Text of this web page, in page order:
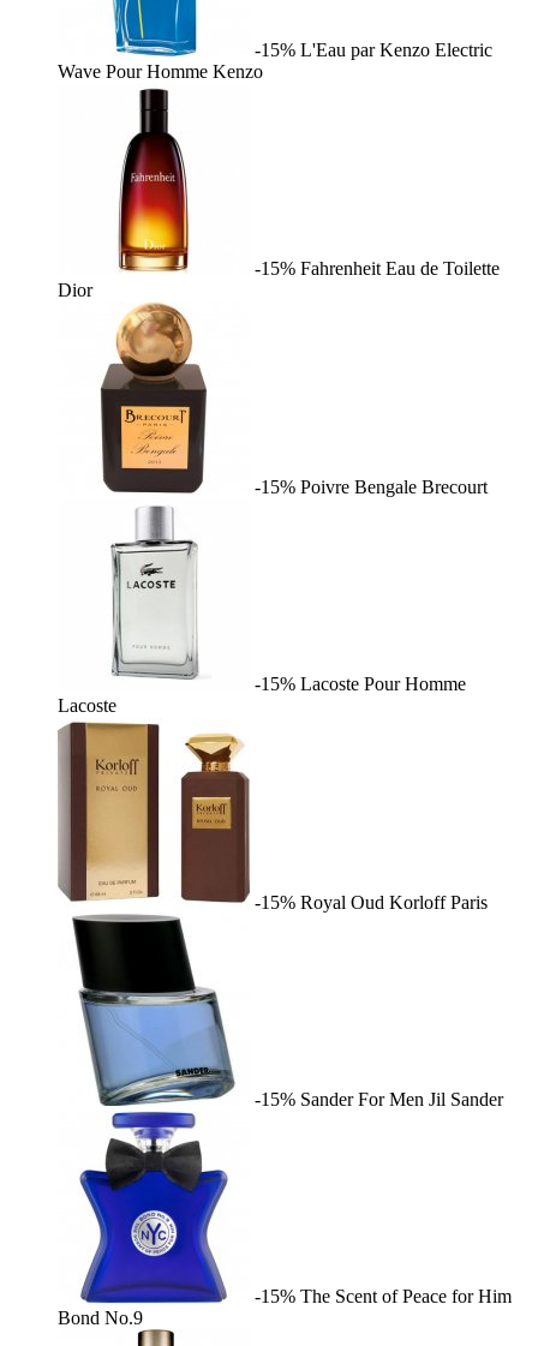
-15% L'Eau par Kenzo Electric
Wave Pour Homme Kenzo
-15% Fahrenheit Eau de Toilette
Dior
-15% Poivre Bengale Brecourt
-15% Lacoste Pour Homme
Lacoste
-15% Royal Oud Korloff Paris
-15% Sander For Men Jil Sander
-15% The Scent of Peace for Him
Bond No.9